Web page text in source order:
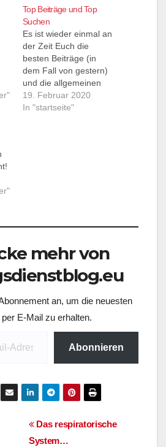
Top Beiträge und Top
Suchen
Es ist wieder einmal an
der Zeit Euch die
besten Beiträge (in
dem Fall von gestern)
und die allgemeinen
Sucheingaben zu
präsentieren unter
19. Februar 2020
In "startseite"
mehr von
an, um die neuesten
E-Mail zu erhalten.
Abonnieren
Das respiratorische
System…